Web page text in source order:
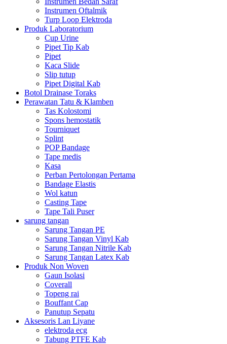
Instrumen Oftalmik
Turp Loop Elektroda
Produk Laboratorium
Cup Urine
Pipet Tip Kab
Pipet
Kaca Slide
Slip tutup
Pipet Digital Kab
Botol Drainase Toraks
Perawatan Tatu & Klamben
Tas Kolostomi
Spons hemostatik
Tourniquet
Splint
POP Bandage
Tape medis
Kasa
Perban Pertolongan Pertama
Bandage Elastis
Wol katun
Casting Tape
Tape Tali Puser
sarung tangan
Sarung Tangan PE
Sarung Tangan Vinyl Kab
Sarung Tangan Nitrile Kab
Sarung Tangan Latex Kab
Produk Non Woven
Gaun Isolasi
Coverall
Topeng rai
Bouffant Cap
Panutup Sepatu
Aksesoris Lan Liyane
elektroda ecg
Tabung PTFE Kab